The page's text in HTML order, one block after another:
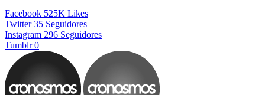
Facebook 525K Likes
Twitter 35 Seguidores
Instagram 296 Seguidores
Tumblr 0